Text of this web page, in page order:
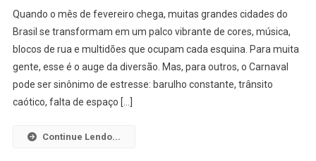
Quando o mês de fevereiro chega, muitas grandes cidades do
Brasil se transformam em um palco vibrante de cores, música,
blocos de rua e multidões que ocupam cada esquina. Para muita
gente, esse é o auge da diversão. Mas, para outros, o Carnaval
pode ser sinônimo de estresse: barulho constante, trânsito
caótico, falta de espaço […]
Continue Lendo...